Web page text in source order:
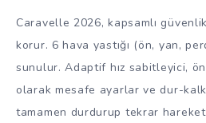
Caravelle 2026, kapsamlı
korur. 6 hava yastığı (ön, yan,
sunulur. Adaptif hız sabitleyici,
olarak mesafe ayarlar ve dur-
tamamen durdurup tekrar